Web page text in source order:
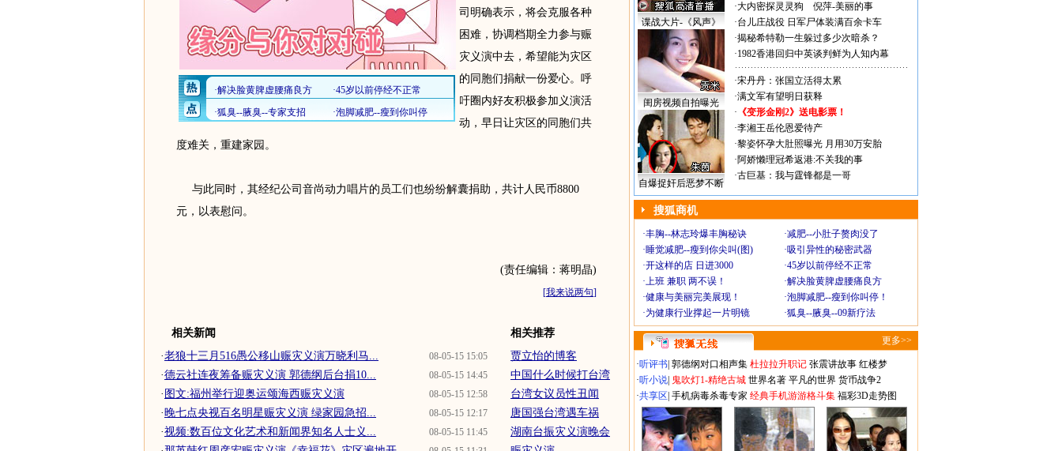
司明确表示，将会克服各种
困难，协调档期全力参与赈
灾义演中去，希望能为灾区
的同胞们捐献一份爱心。呼
吁圈内好友积极参加义演活
动，早日让灾区的同胞们共
度难关，重建家园。
与此同时，其经纪公司音尚动力唱片的员工们也纷纷解囊捐助，共计人民币8800
元，以表慰问。
(责任编辑：蒋明晶)
[我来说两句]
相关新闻
08-05-15 15:05
·老狼十三月516愚公移山赈灾义演万晓利马...
08-05-15 14:45
·德云社连夜筹备赈灾义演 郭德纲后台捐10...
08-05-15 12:58
· 图文:福州举行迎奥运颂海西赈灾义演
08-05-15 12:17
·晚七点央视百名明星赈灾义演 绿家园急招...
08-05-15 11:45
·视频:数百位文化艺术和新闻界知名人士义...
相关推荐
贾立怡的博客
中国什么时候打台湾
台湾女议员性丑闻
唐国强台湾遇车祸
湖南台振灾义演晚会
谍战大片-《风声》
闺房视频自拍曝光
自爆捉奸后恶梦不断
·大内密探灵灵狗
倪萍-美丽的事
·台儿庄战役 日军尸体装满百余卡车
·揭秘希特勒一生躲过多少次暗杀？
·1982香港回归中英谈判鲜为人知内幕
·宋丹丹：张国立活得太累
·满文军有望明日获释
· 《变形金刚2》送电影票！
·李湘王岳伦恩爱待产
·黎姿怀孕大肚照曝光 月用30万安胎
·阿娇懒理冠希返港:不关我的事
·古巨基：我与霆锋都是一哥
搜狐商机
·丰胸--林志玲爆丰胸秘诀 ·减肥--小肚子赘肉没了
·睡觉减肥--瘦到你尖叫(图) ·吸引异性的秘密武器
·开这样的店 日进3000 ·45岁以前停经不正常
·上班 兼职 两不误！ ·解决脸黄脾虚腰痛良方
·健康与美丽完美展现！ ·泡脚减肥--瘦到你叫停！
·为健康行业撑起一片明镜 ·狐臭--腋臭--09新疗法
更多>>
·听评书 郭德纲对口相声集 杜拉拉升职记 张震讲故事 红楼梦
·听小说 鬼吹灯1-精绝古城 世界名著 平凡的世界 货币战争2
·共享区 手机病毒杀毒专家 经典手机游游格斗集 福彩3D走势图